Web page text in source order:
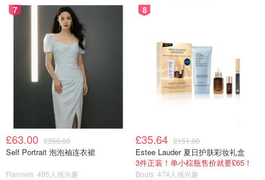
话锋一转，很多国人朋友最担心的是海外点餐看不懂菜单，
其实这对于在英国生活很多年的华人来说也是一个头痛的问
题，因为英国绝大多数餐厅的菜单是没有配图的，而且很多
菜名较为生僻。但是Heliot很贴心的为华人食客们解决了这
一问题，在店中的所有英文纸质菜单末页上均印刷有微信二
维码，只要掏出手机打开微信对准二维码扫一扫，图文并茂
的中文菜单立现眼前，简直是太贴心了有没有！其菜单上还
会标明本店的特色菜有哪些，点餐小贴士等。每道菜都有其
配料信息，对应的英文菜名，具体价格，菜单列表细划之详
尽，搭配图片通俗易懂。点餐时直接给服务员看手机上的中
7
£63.00 £350.00
Self Portrait 泡泡袖连衣裙
Flannels 495人感兴趣
8
£35.64 £151.00
Estee Lauder 夏日护肤彩妆礼盒
3件正装！单小棕瓶售价就要£65！
Boots 474人感兴趣